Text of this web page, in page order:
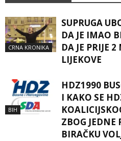
CRNA KRONIKA
SUPRUGA
DA JE IMAO
DA JE PRIJE
LIJEKOVE
BIH
HDZ1990
I KAKO SE
ZBOG JEDNE
BIRAČKU